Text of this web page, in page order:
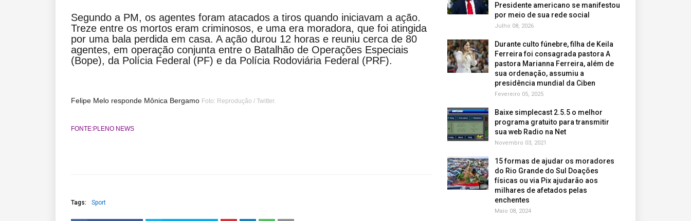
Segundo a PM, os agentes foram atacados a tiros quando iniciavam a ação.
Treze entre os mortos eram criminosos, e uma era moradora, que foi atingida
por uma bala perdida em casa. A ação durou 12 horas e reuniu cerca de 80
agentes, em operação conjunta entre o Batalhão de Operações Especiais
(Bope), da Polícia Federal (PF) e da Polícia Rodoviária Federal (PRF).
Felipe Melo responde Mônica Bergamo Foto: Reprodução / Twitter.
FONTE:PLENO NEWS
Tags: Sport
Presidente americano se manifestou
por meio de sua rede social
Julho 08, 2026
Durante culto fúnebre, filha de Keila
Ferreira foi consagrada pastora A
pastora Marianna Ferreira, além de
sua ordenação, assumiu a
presidência mundial da Ciben
Fevereiro 05, 2025
Baixe simplecast 2.5.5 o melhor
programa gratuito para transmitir
sua web Radio na Net
Novembro 03, 2021
15 formas de ajudar os moradores
do Rio Grande do Sul Doações
físicas ou via Pix ajudarão aos
milhares de afetados pelas
enchentes
Maio 08, 2024